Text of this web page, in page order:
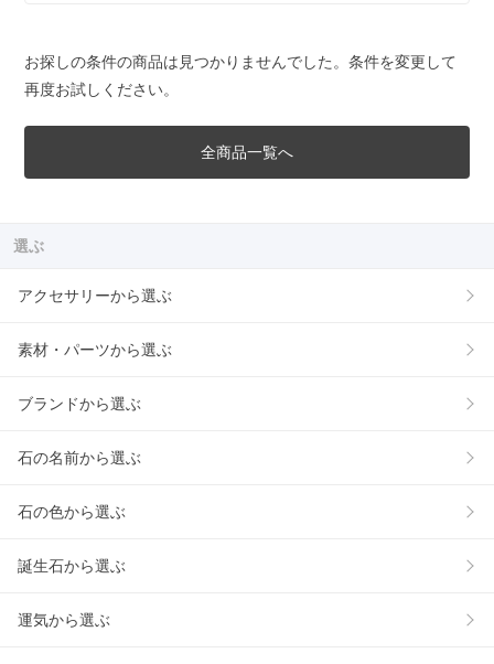
お探しの条件の商品は見つかりませんでした。条件を変更して
再度お試しください。
全商品一覧へ
選ぶ
アクセサリーから選ぶ
素材・パーツから選ぶ
ブランドから選ぶ
石の名前から選ぶ
石の色から選ぶ
誕生石から選ぶ
運気から選ぶ